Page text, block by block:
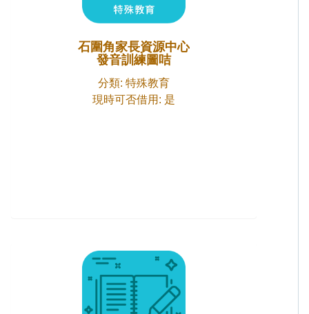
石圍角家長資源中心
發音訓練圖咭
分類: 特殊教育
現時可否借用: 是